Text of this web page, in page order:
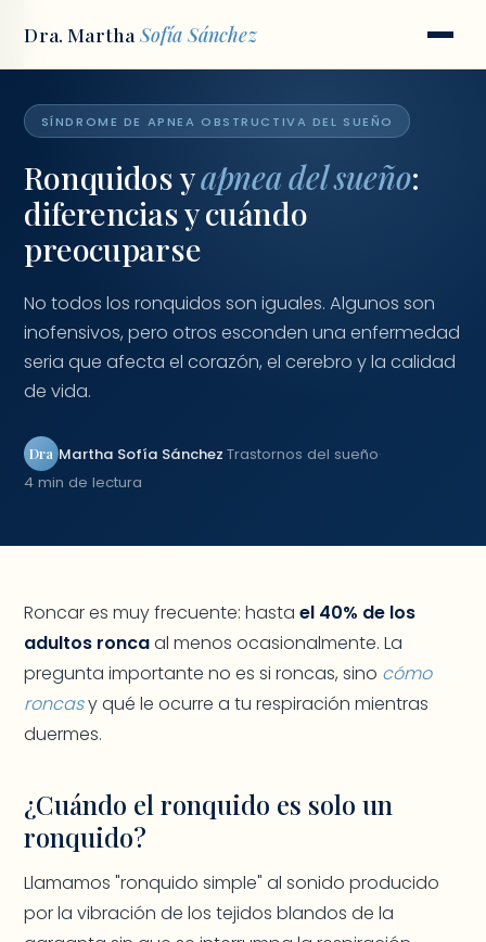
Dra. Martha Sofía Sánchez
Inicio / Blog / Ronquidos y apnea del sueño
SÍNDROME DE APNEA OBSTRUCTIVA DEL SUEÑO
Ronquidos yapnea del sueño:
diferencias y cuándo
preocuparse
No todos los ronquidos son iguales. Algunos son
inofensivos, pero otros esconden una enfermedad
seria que afecta el corazón, el cerebro y la calidad
de vida.
Dra Martha Sofía Sánchez·Trastornos del sueño·
4 min de lectura
Roncar es muy frecuente: hastael 40% de los
adultos roncaal menos ocasionalmente. La
pregunta importante no es si roncas, sino cómo
roncasy qué le ocurre a tu respiración mientras
duermes.
¿Cuándo el ronquido es solo un
ronquido?
Llamamos "ronquido simple" al sonido producido
por la vibración de los tejidos blandos de la